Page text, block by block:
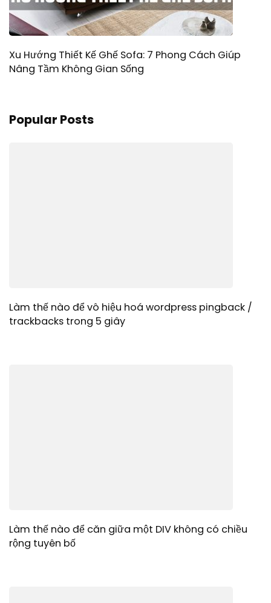
Xu Hướng Thiết Kế Ghế Sofa: 7 Phong Cách Giúp
Nâng Tầm Không Gian Sống
Popular Posts
Làm thế nào để vô hiệu hoá wordpress pingback /
trackbacks trong 5 giây
Làm thế nào để căn giữa một DIV không có chiều
rộng tuyên bố